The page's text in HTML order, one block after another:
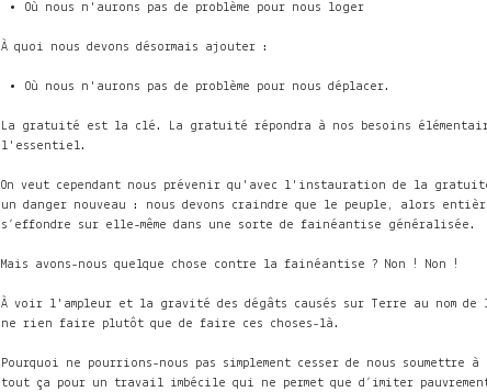
Où nous n'aurons pas de problème pour nous loger
À quoi nous devons désormais ajouter :
Où nous n'aurons pas de problème pour nous déplacer.
La gratuité est la clé. La gratuité répondra à nos besoins
l'essentiel.
On veut cependant nous prévenir qu'avec l'instauration de la
un danger nouveau : nous devons craindre que le peuple, alors
s’effondre sur elle-même dans une sorte de fainéantise généralisée.
Mais avons-nous quelque chose contre la fainéantise ? Non ! Non !
À voir l'ampleur et la gravité des dégâts causés sur Terre au nom
ne rien faire plutôt que de faire ces choses-là.
Pourquoi ne pourrions-nous pas simplement cesser de nous
tout ça pour un travail imbécile qui ne permet que d’imiter